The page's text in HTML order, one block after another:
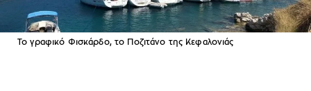
Το γραφικό Φισκάρδο, το Ποζιτάνο της Κεφαλονιάς